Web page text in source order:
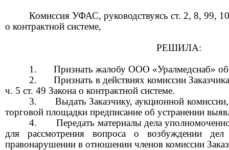
Комиссия УФАС, руководствуясь ст. 2, 8, 99,
о контрактной системе,
РЕШИЛА:
Признать жалобуООО «Уралмедснаб»
Признать в действиях комиссии
ч. 5 ст. 49 Закона о контрактной системе.
Выдать Заказчику, аукционной
торговой площадки предписание об устранении
Передать материалы дела
для рассмотрения вопроса о возбуждении дел
правонарушении в отношении членов комиссии